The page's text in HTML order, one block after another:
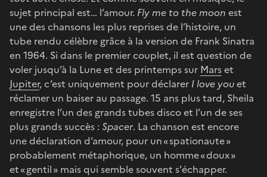
sujet principal est… l’amour. Fly me to the moon est
une des chansons les plus reprises de l’histoire, un
tube rendu célèbre grâce à la version de Frank Sinatra
en 1964. Si dans le premier couplet, il est question de
voler jusqu’à la Lune et des printemps sur Marset
Jupiter, c’est uniquement pour déclarer I love youet
réclamer un baiser au passage. 15 ans plus tard, Sheila
enregistre l’un des grands tubes disco et l’un de ses
plus grands succès : Spacer. La chanson est encore
une déclaration d’amour, pour un « spationaute »
probablement métaphorique, un homme « doux »
et « gentil » mais qui semble souvent s'échapper.